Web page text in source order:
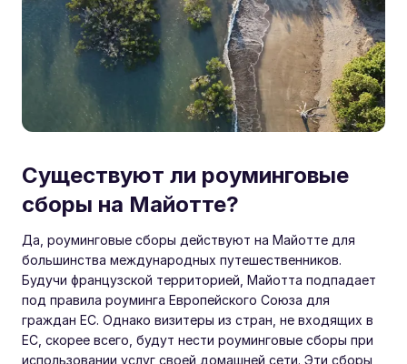
Существуют ли роуминговые
сборы на Майотте?
Да, роуминговые сборы действуют на Майотте для
большинства международных путешественников.
Будучи французской территорией, Майотта подпадает
под правила роуминга Европейского Союза для
граждан ЕС. Однако визитеры из стран, не входящих в
ЕС, скорее всего, будут нести роуминговые сборы при
использовании услуг своей домашней сети. Эти сборы